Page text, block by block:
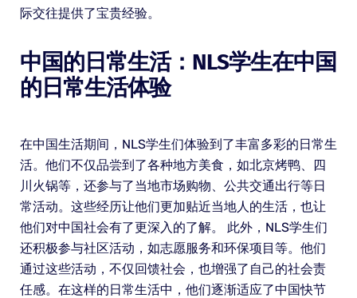
际交往提供了宝贵经验。
中国的日常生活：NLS学生在中国
的日常生活体验
在中国生活期间，NLS学生们体验到了丰富多彩的日常生
活。他们不仅品尝到了各种地方美食，如北京烤鸭、四
川火锅等，还参与了当地市场购物、公共交通出行等日
常活动。这些经历让他们更加贴近当地人的生活，也让
他们对中国社会有了更深入的了解。 此外，NLS学生们
还积极参与社区活动，如志愿服务和环保项目等。他们
通过这些活动，不仅回馈社会，也增强了自己的社会责
任感。在这样的日常生活中，他们逐渐适应了中国快节